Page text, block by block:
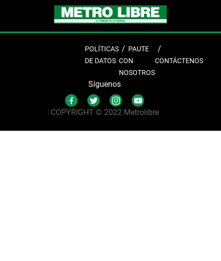
POLÍTICAS
DE DATOS
PAUTE
CON
NOSOTROS
CONTÁCTENOS
Síguenos
COPYRIGHT © 2022 Metrolibre